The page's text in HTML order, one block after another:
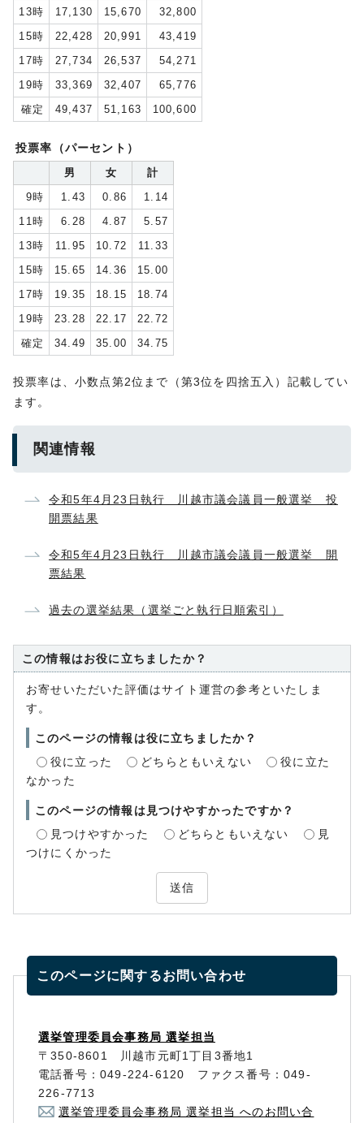
13時
17,130 15,670
32,800
15時
22,428 20,991
43,419
17時
27,734 26,537
54,271
19時
33,369 32,407
65,776
確定
49,437 51,163 100,600
投票率（パーセント）
男 女
計
9時
1.43 0.86
1.14
11時
6.28 4.87
5.57
13時
11.95 10.72
11.33
15時
15.65 14.36
15.00
17時
19.35 18.15
18.74
19時
23.28 22.17
22.72
確定
34.49 35.00 34.75
投票率は、小数点第2位まで（第3位を四捨五入）記載してい
ます。
関連情報
令和5年4月23日執行 川越市議会議員一般選挙 投
開票結果
令和5年4月23日執行 川越市議会議員一般選挙 開
票結果
過去の選挙結果（選挙ごと執行日順索引）
この情報はお役に立ちましたか？
お寄せいただいた評価はサイト運営の参考といたしま
す。
このページの情報は役に立ちましたか？
役に立った
どちらともいえない
役に立た
なかった
このページの情報は見つけやすかったですか？
見つけやすかった
どちらともいえない
見
つけにくかった
送信
このページに関するお問い合わせ
選挙管理委員会事務局 選挙担当
〒350-8601 川越市元町1丁目3番地1
電話番号：049-224-6120 ファクス番号：049-
226-7713
選挙管理委員会事務局 選挙担当 へのお問い合